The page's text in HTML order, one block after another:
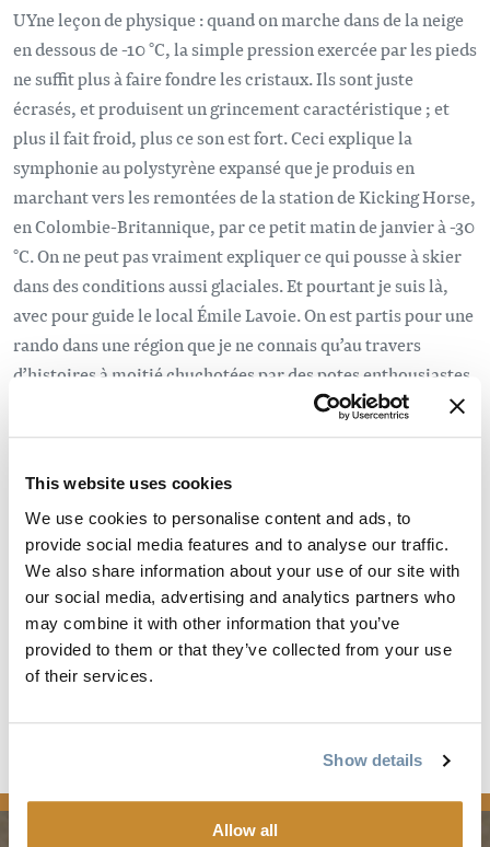
This website uses cookies
We use cookies to personalise content and ads, to
provide social media features and to analyse our traffic.
We also share information about your use of our site with
our social media, advertising and analytics partners who
may combine it with other information that you’ve
provided to them or that they’ve collected from your use
of their services.
Show details
Allow all
UYne leçon de physique : quand on marche dans de la neige
en dessous de -10 °C, la simple pression exercée par les pieds
ne suffit plus à faire fondre les cristaux. Ils sont juste
écrasés, et produisent un grincement caractéristique ; et
plus il fait froid, plus ce son est fort. Ceci explique la
symphonie au polystyrène expansé que je produis en
marchant vers les remontées de la station de Kicking Horse,
en Colombie-Britannique, par ce petit matin de janvier à -30
°C. On ne peut pas vraiment expliquer ce qui pousse à skier
dans des conditions aussi glaciales. Et pourtant je suis là,
avec pour guide le local Émile Lavoie. On est partis pour une
rando dans une région que je ne connais qu’au travers
d’histoires à moitié chuchotées par des potes enthousiastes.
Émile vient du Québec, où ce genre de température en hiver
est plutôt la norme, et je viens d’Ontario, où on n’est pas mal
qui existe entre ces provinces du Canada pour comprendre
le moment de silence que nous respectons tous les deux
dans la neige ce matin-là, aucun de nous deux ne voulant
avouer qu’il fait vraiment trop froid pour skier.